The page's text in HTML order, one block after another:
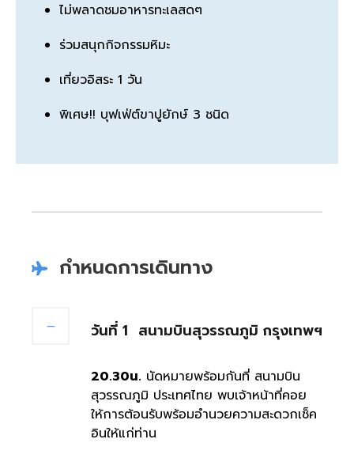
ไม่พลาดชมอาหารทะเลสดๆ
ร่วมสนุกกิจกรรมหิมะ
เที่ยวอิสระ 1 วัน
พิเศษ!! บุฟเฟ่ต์ขาปูยักษ์ 3 ชนิด
กำหนดการเดินทาง
วันที่ 1 สนามบินสุวรรณภูมิ กรุงเทพฯ
20.30น. นัดหมายพร้อมกันที่ สนามบิน
สุวรรณภูมิ ประเทศไทย พบเจ้าหน้าที่คอย
ให้การต้อนรับพร้อมอำนวยความสะดวกเช็ค
อินให้แก่ท่าน